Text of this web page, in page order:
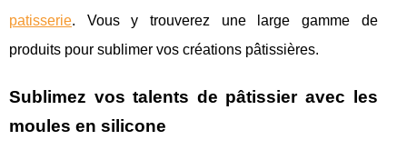
patisserie. Vous y trouverez une large gamme de
produits pour sublimer vos créations pâtissières.
Sublimez vos talents de pâtissier avec les
moules en silicone